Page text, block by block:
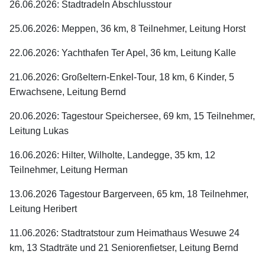
26.06.2026: Stadtradeln Abschlusstour
25.06.2026: Meppen, 36 km, 8 Teilnehmer, Leitung Horst
22.06.2026: Yachthafen Ter Apel, 36 km, Leitung Kalle
21.06.2026: Großeltern-Enkel-Tour, 18 km, 6 Kinder, 5
Erwachsene, Leitung Bernd
20.06.2026: Tagestour Speichersee, 69 km, 15 Teilnehmer,
Leitung Lukas
16.06.2026: Hilter, Wilholte, Landegge, 35 km, 12
Teilnehmer, Leitung Herman
13.06.2026 Tagestour Bargerveen, 65 km, 18 Teilnehmer,
Leitung Heribert
11.06.2026: Stadtratstour zum Heimathaus Wesuwe 24
km, 13 Stadträte und 21 Seniorenfietser, Leitung Bernd